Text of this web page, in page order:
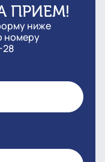
ПРИЕМ!
ниже
номеру
28